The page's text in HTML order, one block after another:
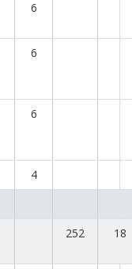
6
6
6
4
252 18